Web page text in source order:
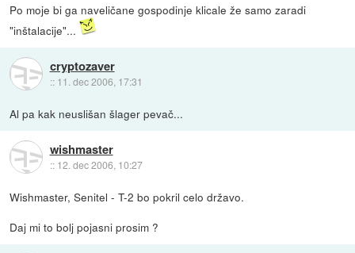
Po moje bi ga naveličane gospodinje klicale že samo zaradi
"inštalacije"...
cryptozaver
:: 11. dec 2006, 17:31
Al pa kak neuslišan šlager pevač...
wishmaster
:: 12. dec 2006, 10:27
Wishmaster, Senitel - T-2 bo pokril celo državo.
Daj mi to bolj pojasni prosim ?